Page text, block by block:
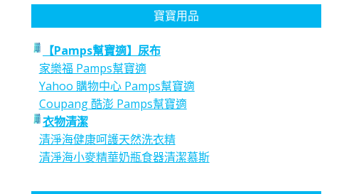
寶寶用品
【Pamps幫寶適】尿布
家樂福 Pamps幫寶適
Yahoo 購物中心 Pamps幫寶適
Coupang 酷澎 Pamps幫寶適
衣物清潔
清淨海健康呵護天然洗衣精
清淨海小麥精華奶瓶食器清潔慕斯